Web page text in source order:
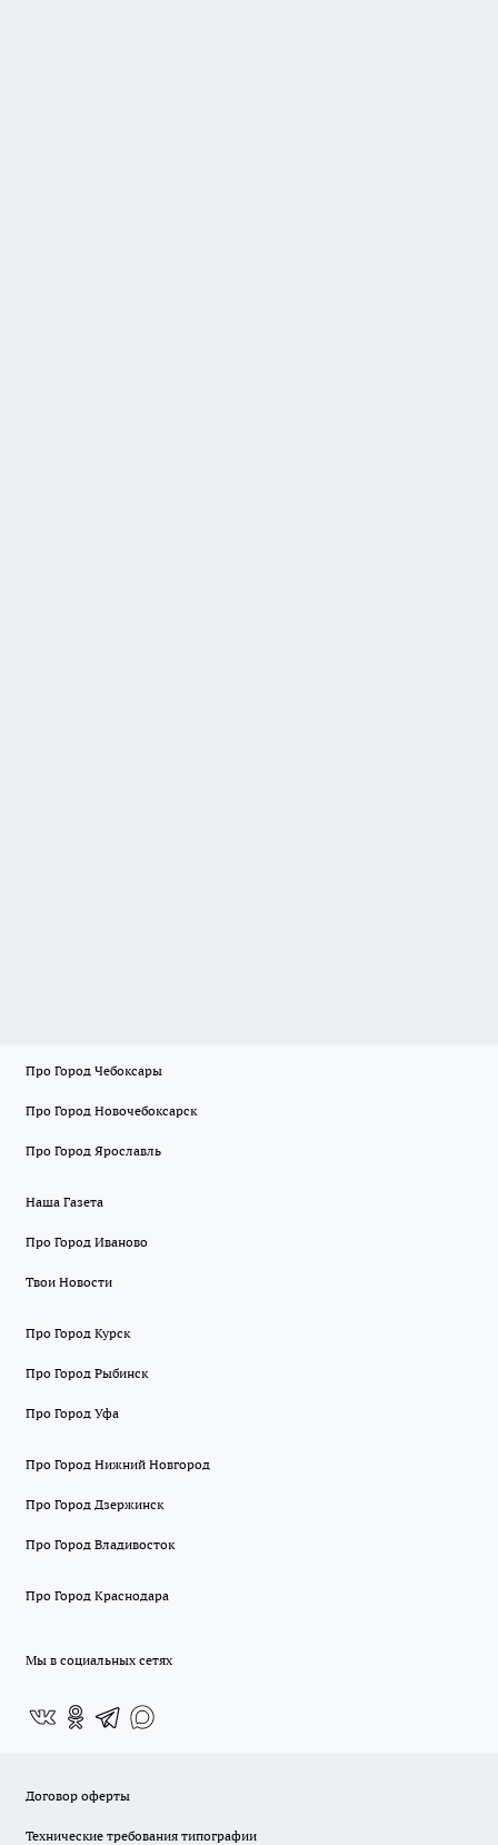
Про Город Чебоксары
Про Город Новочебоксарск
Про Город Ярославль
Наша Газета
Про Город Иваново
Твои Новости
Про Город Курск
Про Город Рыбинск
Про Город Уфа
Про Город Нижний Новгород
Про Город Дзержинск
Про Город Владивосток
Про Город Краснодара
Мы в социальных сетях
Договор оферты
Технические требования типографии